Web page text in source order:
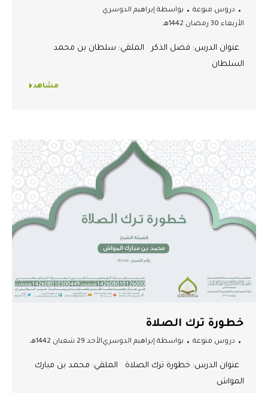
دروس منوعة بواسطة إبراهيم الدوسري
الأربعاء 30 رمضان 1442هـ
عنوان الدرس: فضل الذكر الملقي: سلطان بن محمد
السلطان
مشاهد
خطورة ترك الصلاة
دروس منوعة بواسطة إبراهيم الدوسريالأحد 29 شعبان 1442هـ
عنوان الدرس: خطورة ترك الصلاة الملقي: محمد بن مبارك
المواش